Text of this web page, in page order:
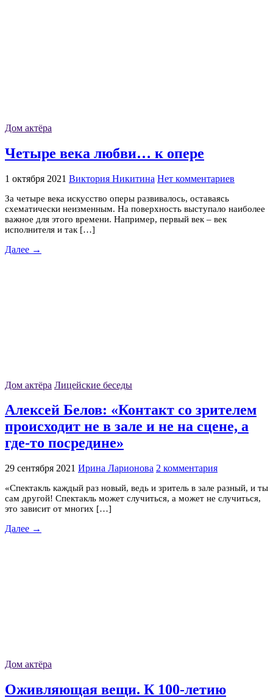
Дом актёра
Четыре века любви… к опере
1 октября 2021 Виктория Никитина Нет комментариев
За четыре века искусство оперы развивалось, оставаясь
схематически неизменным. На поверхность выступало наиболее
важное для этого времени. Например, первый век – век
исполнителя и так […]
Далее →
Дом актёра Лицейские беседы
Алексей Белов: «Контакт со зрителем
происходит не в зале и не на сцене, а
где-то посредине»
29 сентября 2021 Ирина Ларионова 2 комментария
«Спектакль каждый раз новый, ведь и зритель в зале разный, и ты
сам другой! Спектакль может случиться, а может не случиться,
это зависит от многих […]
Далее →
Дом актёра
Оживляющая вещи. К 100-летию